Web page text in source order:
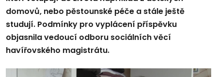
domovů, nebo pěstounské péče a stále ještě
studují. Podmínky pro vyplácení příspěvku
objasnila vedoucí odboru sociálních věcí
havířovského magistrátu.